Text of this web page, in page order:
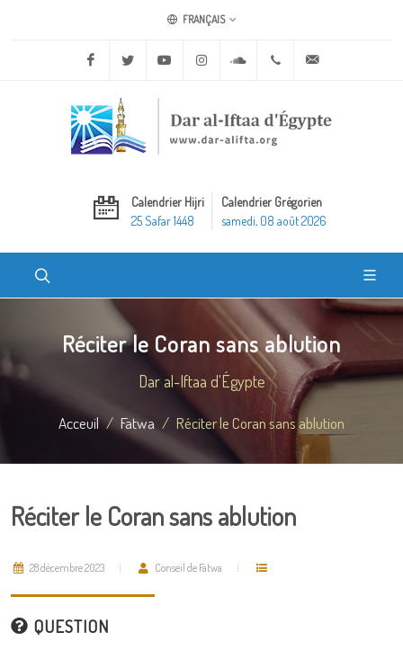
FRANÇAIS
Facebook Twitter Youtube Instagram Soundcloud+20 2 25970400
Calendrier Hijri
25 Safar 1448
Calendrier Grégorien
samedi, 08 août 2026
Réciter le Coran sans ablution
Dar al-Iftaa d'Égypte
Acceuil Fatwa Réciter le Coran sans ablution
Réciter le Coran sans ablution
28 décembre 2023 Conseil de Fatwa
QUESTION